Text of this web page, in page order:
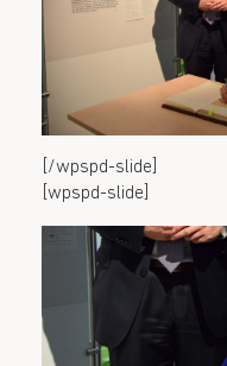
[/wpspd-slide]
[wpspd-slide]